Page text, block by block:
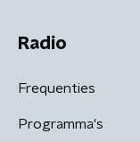
Radio
Frequenties
Programma's